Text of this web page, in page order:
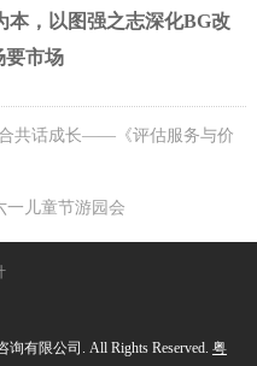
本，以图强之志深化BG改
要市场
共话成长——《评估服务与价
儿童节游园会
有限公司. All Rights Reserved. 粤